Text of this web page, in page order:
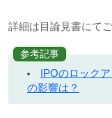
詳細は目論見書にて
参考記事
IPOのロック
の影響は？